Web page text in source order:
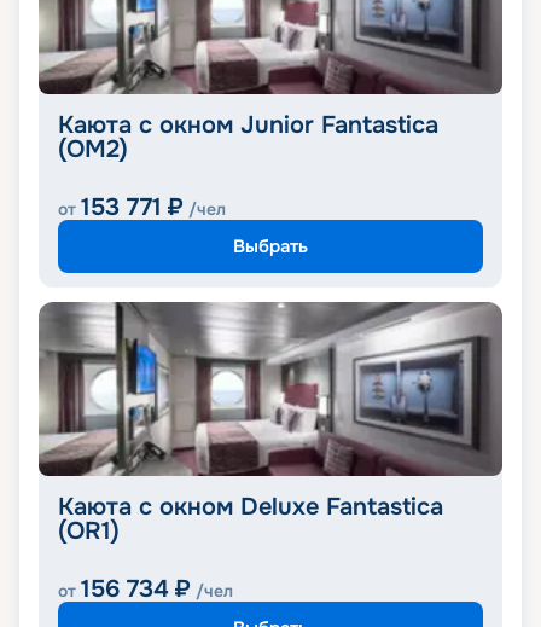
Каюта с окном Junior Fantastica
(OM2)
от 153 771 ₽ /чел
Выбрать
Каюта с окном Deluxe Fantastica
(OR1)
от 156 734 ₽ /чел